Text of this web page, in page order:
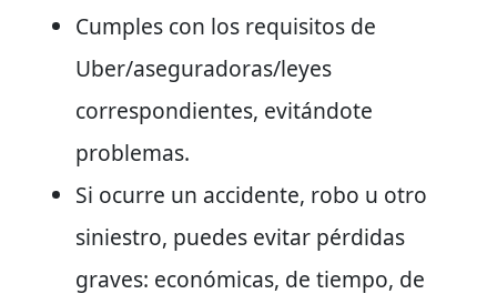
Cumples con los requisitos de
Uber/aseguradoras/leyes
correspondientes, evitándote
problemas.
Si ocurre un accidente, robo u otro
siniestro, puedes evitar pérdidas
graves: económicas, de tiempo, de